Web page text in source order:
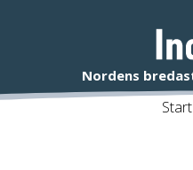
Start